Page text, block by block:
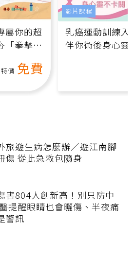
屬你的超
「拳擊有
特價 免費
乳癌運動訓練入
伴你術後身心靈
影片課程
旅遊生病怎麼辦／遊江南腳
傷 從此急救包隨身
害804人創新高！別只防中
提醒眼睛也會曬傷、半夜痛
警訊